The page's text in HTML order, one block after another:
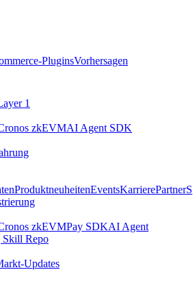
PluginsVorhersagen
1
zkEVMAI Agent SDK
ProduktneuheitenEventsKarrierePartnerS
zkEVMPay SDKAI Agent
Skill Repo
Updates